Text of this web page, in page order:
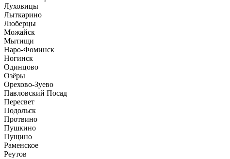
Луховицы
Лыткарино
Люберцы
Можайск
Мытищи
Наро-Фоминск
Ногинск
Одинцово
Озёры
Орехово-Зуево
Павловский Посад
Пересвет
Подольск
Протвино
Пушкино
Пущино
Раменское
Реутов